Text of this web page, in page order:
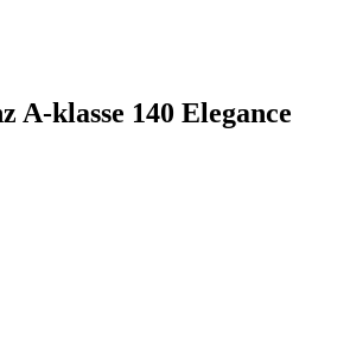
A-klasse 140 Elegance